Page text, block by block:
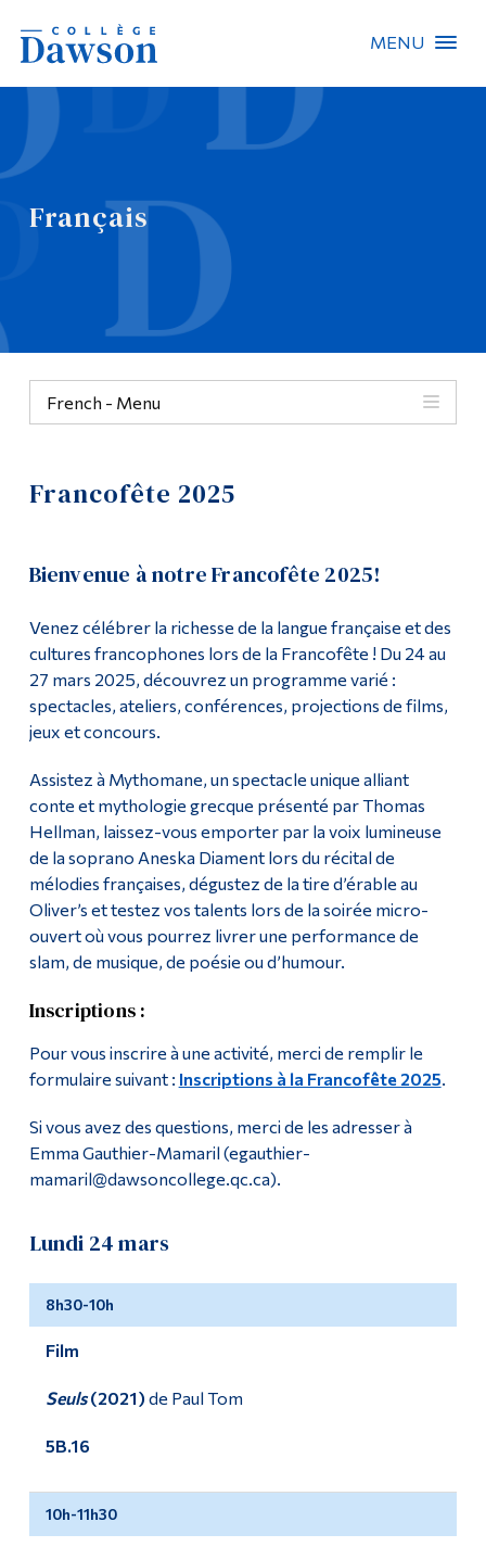
MENU
Français
French - Menu
Liste de cours
Événements
Francofête 2015
Francofête 2016
Prix littéraire des collégiens 2016
Francofête 2017
Francofête 2018
Francofête 2019
Francofête 2025
Francofête 2026
Aide en français (CLÉO)
Cours de relation d'aide en français
Prix Littéraire des Collégiens 2022-2023
Prix Collégial du Cinéma Québécois 2022-2023
Français
Francofête 2025
Bienvenue à notre Francofête 2025!
Venez célébrer la richesse de la langue française et des
cultures francophones lors de la Francofête ! Du 24 au
27 mars 2025, découvrez un programme varié :
spectacles, ateliers, conférences, projections de films,
jeux et concours.
Assistez à Mythomane, un spectacle unique alliant
conte et mythologie grecque présenté par Thomas
Hellman, laissez-vous emporter par la voix lumineuse
de la soprano Aneska Diament lors du récital de
mélodies françaises, dégustez de la tire d’érable au
Oliver’s et testez vos talents lors de la soirée micro-
ouvert où vous pourrez livrer une performance de
slam, de musique, de poésie ou d’humour.
Inscriptions :
Pour vous inscrire à une activité, merci de remplir le
formulaire suivant : Inscriptions à la Francofête 2025
Si vous avez des questions, merci de les adresser à
Emma Gauthier-Mamaril (egauthier-
mamaril@dawsoncollege.qc.ca).
Lundi 24 mars
8h30-10h
Film
Seuls (2021) de Paul Tom
5B.16
10h-11h30
Recherche sur le site
Recherche de personnes
Omnivox
Informations
Menu principal
Programmes
Formation continue
La vie à Dawson
Qui vous êtes
Futurs étudiants
Étudiants actuels
Corps enseignant et
personnel administratif